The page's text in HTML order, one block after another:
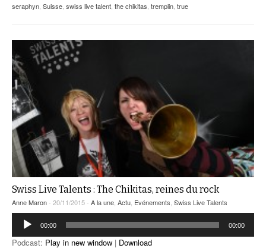
seraphyn Suisse swiss live talent the chikitas tremplin true
Swiss Live Talents : The Chikitas, reines du rock
Anne Maron- 20/11/2015 - A la une Actu Evénements Swiss Live Talents
Lecteur
audio
00:00 00:00
Podcast: Play in new window | Download